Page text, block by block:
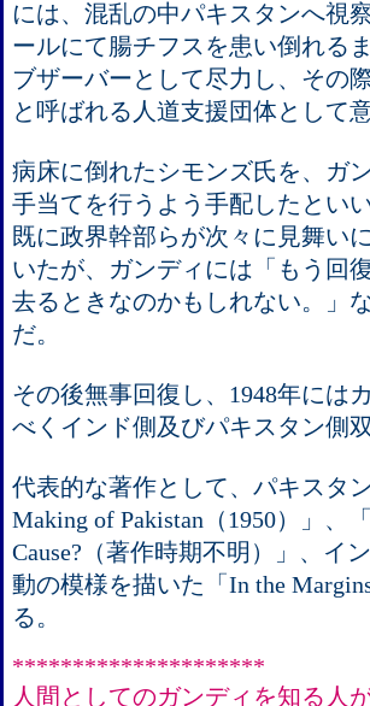
には、混乱の中パキスタンへ視
ールにて腸チフスを患い倒れる
ブザーバーとして尽力し、その
と呼ばれる人道支援団体として
病床に倒れたシモンズ氏を、ガ
手当てを行うよう手配したとい
既に政界幹部らが次々に見舞い
いたが、ガンディには「もう回
去るときなのかもしれない。」
だ。
その後無事回復し、1948年には
べくインド側及びパキスタン側
代表的な著作として、パキスタ
Making of Pakistan（1950）」、
Cause?（著作時期不明）」、イ
動の模様を描いた「In the
る。
*********************
人間としてのガンディを知る人